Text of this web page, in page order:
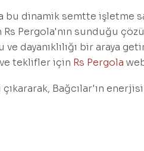
bu dinamik semtte işletme
Pergola'nın sunduğu
dayanıklılığı bir araya
ve teklifler için Rs Pergola
Bağcılar'ın